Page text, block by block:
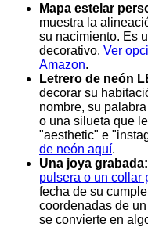
Mapa estelar
muestra la
su nacimiento. Es
decorativo. Ver
Amazon.
Letrero de neón
decorar su
nombre, su
o una silueta que
"aesthetic" e
de neón aquí.
Una joya grabada:
pulsera o un collar
fecha de su
coordenadas de
se convierte en